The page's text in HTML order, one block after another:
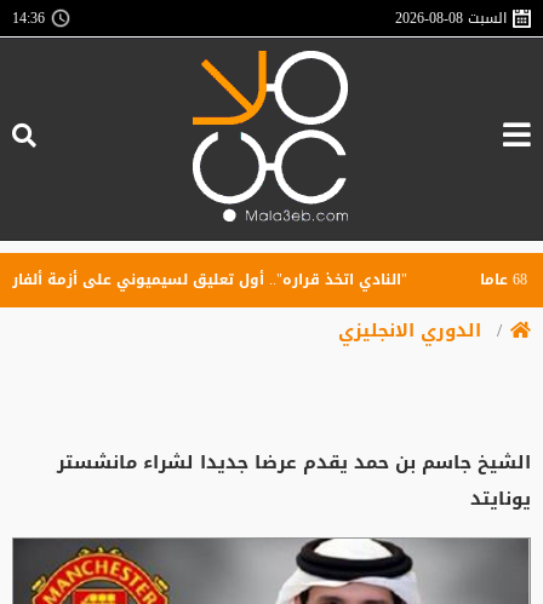
السبت2026-08-08
14:36
"النادي اتخذ قراره".. أول تعليق لسيميوني على أزمة ألفاريز
الدوري الانجليزي
الشيخ جاسم بن حمد يقدم عرضا جديدا لشراء مانشستر
يونايتد